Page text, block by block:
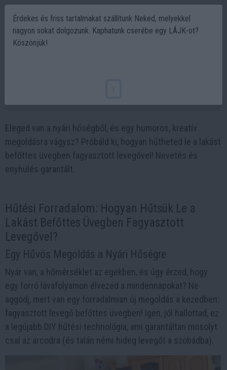
Eleged van a nyári hőségből, és egy humoros, kreatív
megoldásra vágysz? Próbáld ki, hogyan hűtheted le a lakást
befőttes üvegben fagyasztott levegővel! Nevetés és
enyhülés garantált.
Hűtési Forradalom: Hogyan Hűtsük Le a
Lakást Befőttes Üvegben Fagyasztott
Levegővel?
Egy Hűvös Megoldás a Nyári Hőségre
Nyár van, a hőmérséklet az egekben, és úgy érzed, hogy
egy forró lávafolyamon élvezed a mindennapokat? Ne
aggódj, mert van egy forradalmian új megoldás a kezedben:
fagyasztott levegő befőttes üvegben! Igen, jól hallottad, ez
a legújabb DIY hűtési technológia, ami garantáltan mosolyt
csal az arcodra (és talán némi hideg levegőt a szobádba).
Érdekes és friss tartalmakat szállítunk Neked, melyekkel
nagyon sokat dolgozunk. Kaphatunk cserébe egy LÁJK-ot?
Köszönjük!